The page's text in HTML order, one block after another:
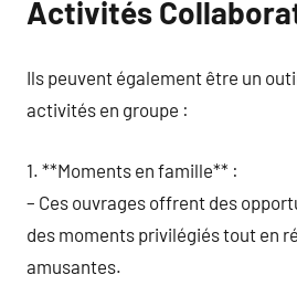
Activités
Ils peuvent également être un
activités en groupe :
1. **Moments en famille** :
– Ces ouvrages offrent des
des moments privilégiés tout en
amusantes.